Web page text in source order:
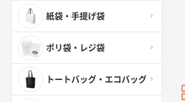
紙袋・手提げ袋
ポリ袋・レジ袋
トートバッグ・エコバッグ